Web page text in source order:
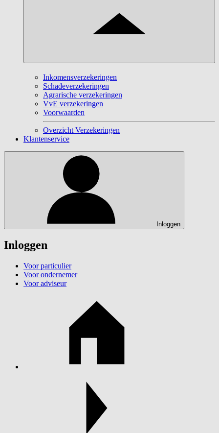
Inkomensverzekeringen
Schadeverzekeringen
Agrarische verzekeringen
VvE verzekeringen
Voorwaarden
Overzicht Verzekeringen
Klantenservice
Inloggen
Inloggen
Voor particulier
Voor ondernemer
Voor adviseur